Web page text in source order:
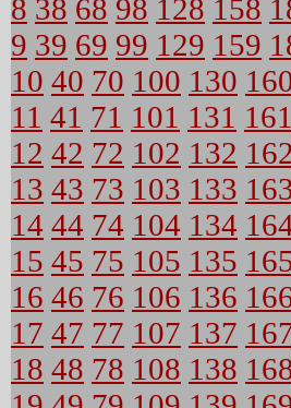
8 38 68 98 128 158
9 39 69 99 129 159
10 40 70 100 130
11 41 71 101 131 161
12 42 72 102 132 162
13 43 73 103 133
14 44 74 104 134
15 45 75 105 135
16 46 76 106 136
17 47 77 107 137
18 48 78 108 138